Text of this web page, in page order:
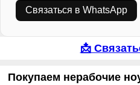
Связаться в WhatsApp
📩
Покупаем нерабочие